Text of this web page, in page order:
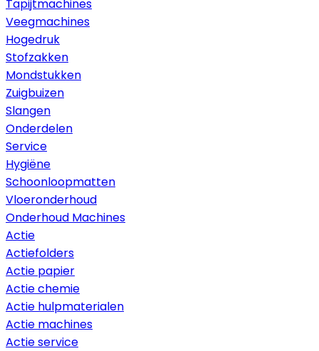
Tapijtmachines
Veegmachines
Hogedruk
Stofzakken
Mondstukken
Zuigbuizen
Slangen
Onderdelen
Service
Hygiëne
Schoonloopmatten
Vloeronderhoud
Onderhoud Machines
Actie
Actiefolders
Actie papier
Actie chemie
Actie hulpmaterialen
Actie machines
Actie service